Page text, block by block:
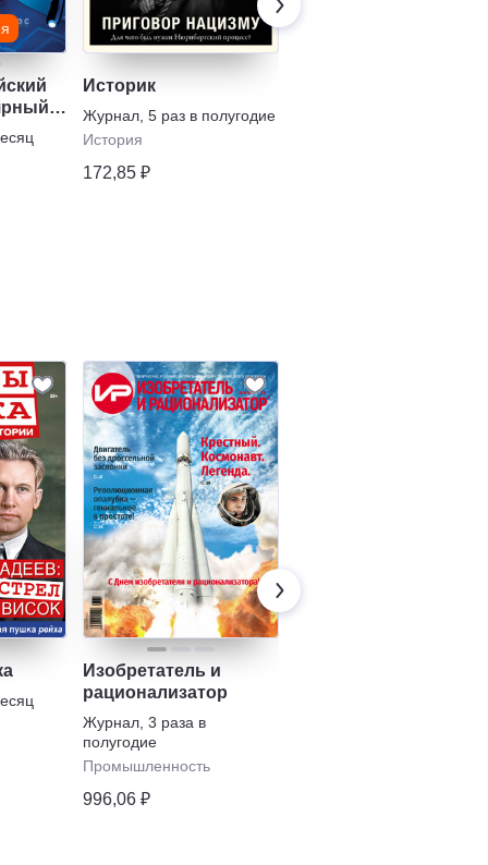
Историк
Журнал 5 раз в полугодие
История
172,85 ₽
Изобретатель и
рационализатор
Журнал 3 раза в
полугодие
Промышленность
996,06 ₽